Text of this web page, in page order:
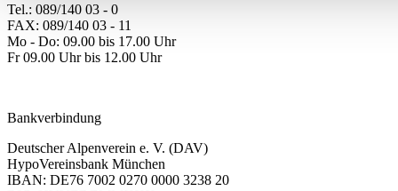
Tel.: 089/140 03 - 0
FAX: 089/140 03 - 11
Mo - Do: 09.00 bis 17.00 Uhr
Fr 09.00 Uhr bis 12.00 Uhr
Bankverbindung
Deutscher Alpenverein e. V. (DAV)
HypoVereinsbank München
IBAN: DE76 7002 0270 0000 3238 20